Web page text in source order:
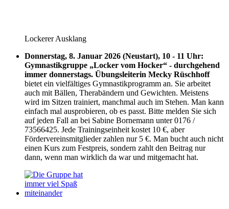
Lockerer Ausklang
Donnerstag, 8. Januar 2026 (Neustart), 10 - 11 Uhr:
Gymnastikgruppe „Locker vom Hocker“ - durchgehend
immer donnerstags. Übungsleiterin Mecky Rüschhoff
bietet ein vielfältiges Gymnastikprogramm an. Sie arbeitet
auch mit Bällen, Therabändern und Gewichten. Meistens
wird im Sitzen trainiert, manchmal auch im Stehen. Man kann
einfach mal ausprobieren, ob es passt. Bitte melden Sie sich
auf jeden Fall an bei Sabine Bornemann unter 0176 /
73566425. Jede Trainingseinheit kostet 10 €, aber
Fördervereinsmitglieder zahlen nur 5 €. Man bucht auch nicht
einen Kurs zum Festpreis, sondern zahlt den Beitrag nur
dann, wenn man wirklich da war und mitgemacht hat.